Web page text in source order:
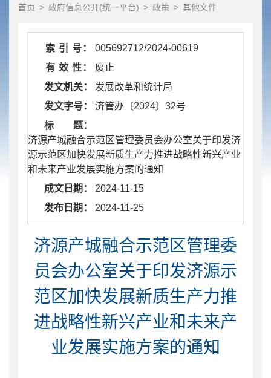
首页 > 政府信息公开(统一平台) > 政策 > 其他文件
索 引 号：
005692712/2024-00619
有 效 性：
废止
发文机关：
发展改革和统计局
发文字号：
济管办〔2024〕32号
标 题：
济源产城融合示范区管理委员会办公室关于印发济
源示范区加快发展新质生产力推进战略性新兴产业
和未来产业发展实施方案的通知
成文日期：
2024-11-15
发布日期：
2024-11-25
济源产城融合示范区管理委
员会办公室关于印发济源示
范区加快发展新质生产力推
进战略性新兴产业和未来产
业发展实施方案的通知